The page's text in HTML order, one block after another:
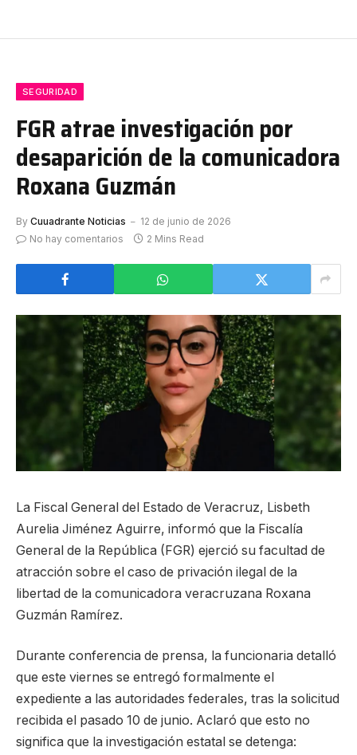
SEGURIDAD
FGR atrae investigación por
desaparición de la comunicadora
Roxana Guzmán
By Cuuadrante Noticias
12 de junio de 2026
No hay comentarios
2 Mins Read
La Fiscal General del Estado de Veracruz, Lisbeth
Aurelia Jiménez Aguirre, informó que la Fiscalía
General de la República (FGR) ejerció su facultad de
atracción sobre el caso de privación ilegal de la
libertad de la comunicadora veracruzana Roxana
Guzmán Ramírez.
Durante conferencia de prensa, la funcionaria detalló
que este viernes se entregó formalmente el
expediente a las autoridades federales, tras la solicitud
recibida el pasado 10 de junio. Aclaró que esto no
significa que la investigación estatal se detenga: